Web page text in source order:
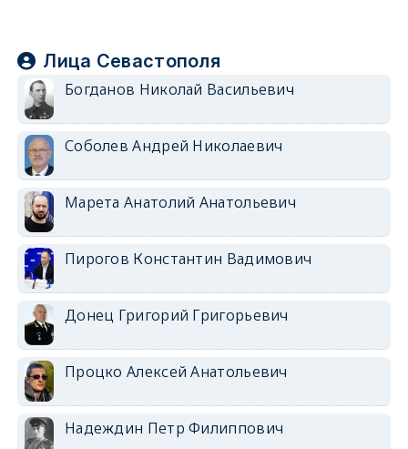
Лица Севастополя
Богданов Николай Васильевич
Соболев Андрей Николаевич
Марета Анатолий Анатольевич
Пирогов Константин Вадимович
Донец Григорий Григорьевич
Процко Алексей Анатольевич
Надеждин Петр Филиппович